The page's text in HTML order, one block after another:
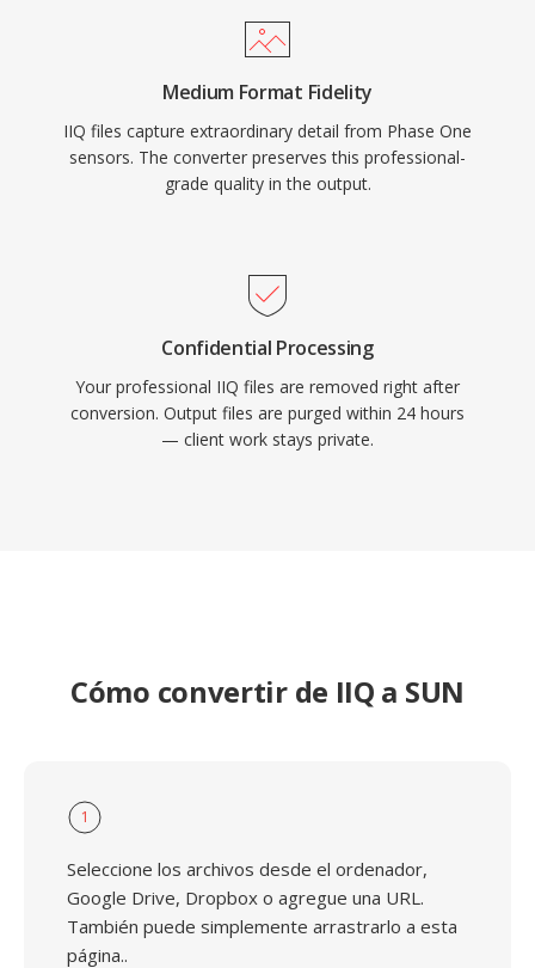
Medium Format Fidelity
IIQ files capture extraordinary detail from Phase One
sensors. The converter preserves this professional-
grade quality in the output.
Confidential Processing
Your professional IIQ files are removed right after
conversion. Output files are purged within 24 hours
— client work stays private.
Cómo convertir de IIQ a SUN
1
Seleccione los archivos desde el ordenador,
Google Drive, Dropbox o agregue una URL.
También puede simplemente arrastrarlo a esta
página..